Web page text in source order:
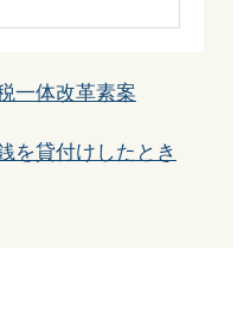
一体改革素案
を貸付けしたとき